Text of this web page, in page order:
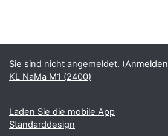
Sie sind nicht angemeldet. (Anmelden
KL NaMa M1 (2400)
Laden Sie die mobile App
Standarddesign